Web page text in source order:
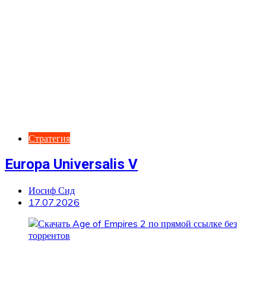
Стратегия
Europa Universalis V
Иосиф Сид
17.07.2026